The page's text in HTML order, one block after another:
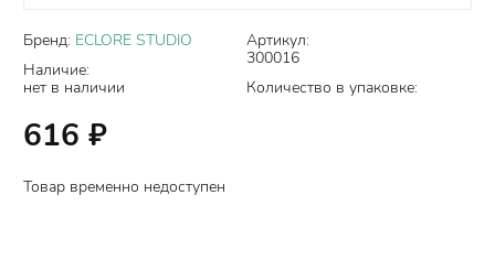
Бренд: ECLORE STUDIO
Наличие:
нет в наличии
Артикул:
300016
Количество в упаковке:
616 ₽
Товар временно недоступен